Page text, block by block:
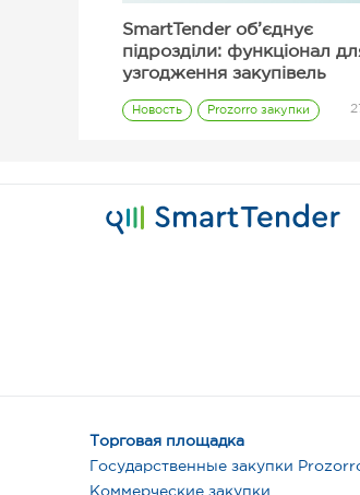
SmartTender об’єднує
підрозділи: функціонал
узгодження закупівель
Новость Prozorro закупки
Торговая площадка
Государственные закупки
Коммерческие закупки